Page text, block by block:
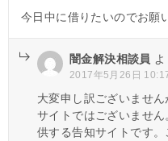
ョ今日中に借りたいのでお願
闇金解決相談員
2017年5月26日
大変申し訳ございませ
サイトではございませ
供する告知サイトです